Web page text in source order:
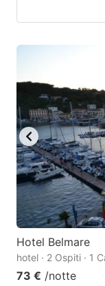
Hotel Belmare
hotel · 2 Ospiti · 1
73 € /notte